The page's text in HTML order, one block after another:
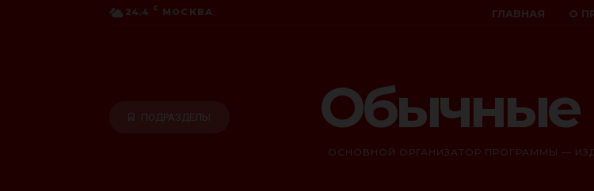
24.4 C МОСКВА ГЛАВНАЯ О
ПОДРАЗДЕЛЫ Обычные
ОСНОВНОЙ ОРГАНИЗАТОР ПРОГРАММЫ —